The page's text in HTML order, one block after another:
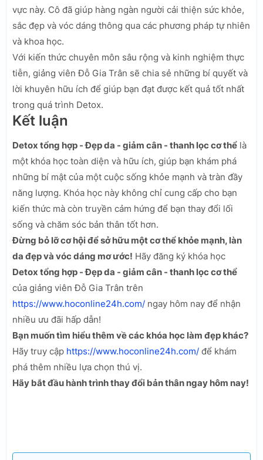
vực này. Cô đã giúp hàng ngàn người cải thiện sức khỏe,
sắc đẹp và vóc dáng thông qua các phương pháp tự nhiên
và khoa học.
Với kiến thức chuyên môn sâu rộng và kinh nghiệm thực
tiễn, giảng viên Đỗ Gia Trân sẽ chia sẻ những bí quyết và
lời khuyên hữu ích để giúp bạn đạt được kết quả tốt nhất
trong quá trình Detox.
Kết luận
Detox tổng hợp - Đẹp da - giảm cân - thanh lọc cơ thể là
một khóa học toàn diện và hữu ích, giúp bạn khám phá
những bí mật của một cuộc sống khỏe mạnh và tràn đầy
năng lượng. Khóa học này không chỉ cung cấp cho bạn
kiến thức mà còn truyền cảm hứng để bạn thay đổi lối
sống và chăm sóc bản thân tốt hơn.
Đừng bỏ lỡ cơ hội để sở hữu một cơ thể khỏe mạnh, làn
da đẹp và vóc dáng mơ ước! Hãy đăng ký khóa học
Detox tổng hợp - Đẹp da - giảm cân - thanh lọc cơ thể
của giảng viên Đỗ Gia Trân trên
https://www.hoconline24h.com/ ngay hôm nay để nhận
nhiều ưu đãi hấp dẫn!
Bạn muốn tìm hiểu thêm về các khóa học làm đẹp khác?
Hãy truy cập https://www.hoconline24h.com/ để khám
phá thêm nhiều lựa chọn thú vị.
Hãy bắt đầu hành trình thay đổi bản thân ngay hôm nay!